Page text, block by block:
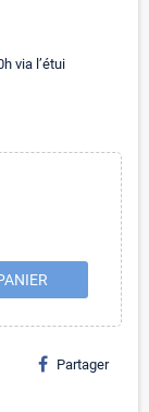
via l’étui
Partager